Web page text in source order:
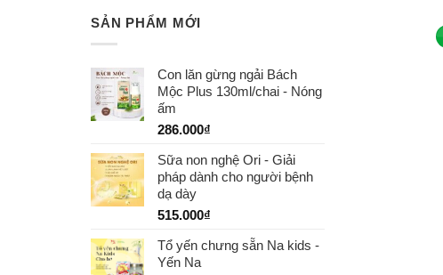
SẢN PHẨM MỚI
Con lăn gừng ngải Bách
Mộc Plus 130ml/chai - Nóng
ấm
286.000₫
Sữa non nghệ Ori - Giải
pháp dành cho người bệnh
dạ dày
515.000₫
Tổ yến chưng sẵn Na kids -
Yến Na